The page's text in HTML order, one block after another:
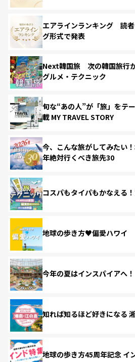
エアラインランキング 読
グ形式で発表
Next韓国旅 次の韓国旅行
グルメ・テクニック
旬な“あの人”が「旅」をテ
載 MY TRAVEL STORY
今、こんな旅がしてみたい
年絶対行くべき旅先30
コスパもタイパもかなえる
地球の歩き方♥偏愛ハワイ
今年の夏はインスパイアへ！
知れば知るほど好きになる
地球の歩き方45周年記念 イ